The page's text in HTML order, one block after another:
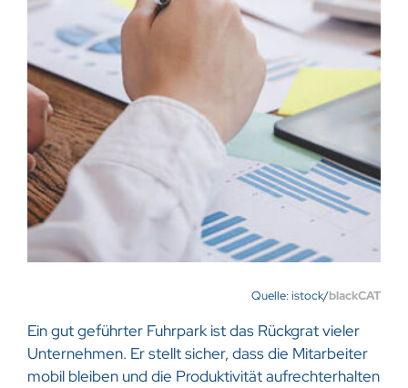
Quelle: istock/blackCAT
Ein gut geführter Fuhrpark ist das Rückgrat vieler
Unternehmen. Er stellt sicher, dass die Mitarbeiter
mobil bleiben und die Produktivität aufrechterhalten